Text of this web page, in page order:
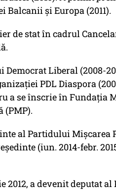
Balcanii și Europa (2011).
de stat în cadrul
Liberal (2008-
PDL Diaspora
a se înscrie în Fundația
(PMP).
al Partidului Mișcarea
(iun. 2014-febr.
2012, a devenit deputat